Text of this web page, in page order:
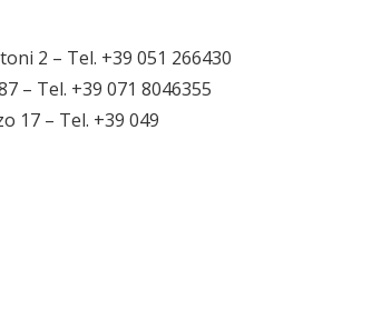
2 – Tel. +39 051 266430
– Tel. +39 071 8046355
17 – Tel. +39 049